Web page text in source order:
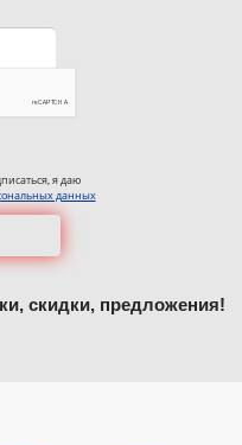
я даю
данных
скидки, предложения!